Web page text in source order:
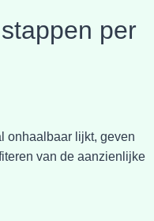
per
onhaalbaar lijkt, geven
van de aanzienlijke